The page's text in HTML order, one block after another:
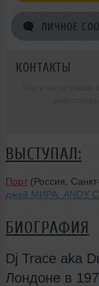
ЛИЧНОЕ
КОНТАКТЫ
ВЫСТУПАЛ:
Порт (Россия,
джей МИРА: ANDY C
БИОГРАФИЯ
Dj Trace aka
Лондоне в